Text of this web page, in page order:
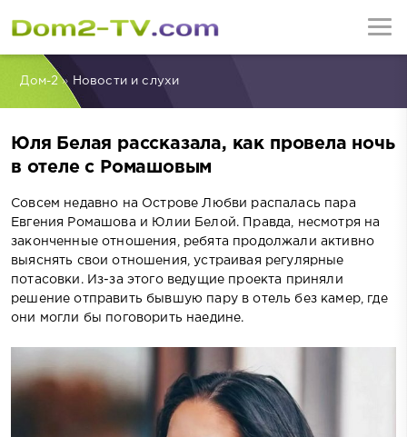
Дом-2» Новости и слухи
Юля Белая рассказала, как провела ночь
в отеле с Ромашовым
Совсем недавно на Острове Любви распалась пара
Евгения Ромашова и Юлии Белой. Правда, несмотря на
законченные отношения, ребята продолжали активно
выяснять свои отношения, устраивая регулярные
потасовки. Из-за этого ведущие проекта приняли
решение отправить бывшую пару в отель без камер, где
они могли бы поговорить наедине.